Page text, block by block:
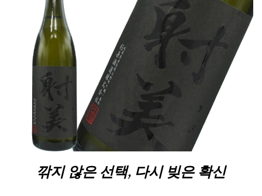
깎지 않은 선택, 다시 빚은 확신